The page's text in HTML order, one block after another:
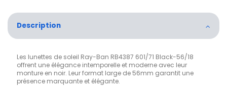
Description
Les lunettes de soleil Ray-Ban RB4387 601/71 Black-56/18
offrent une élégance intemporelle et moderne avec leur
monture en noir. Leur format large de 56mm garantit une
présence marquante et élégante.